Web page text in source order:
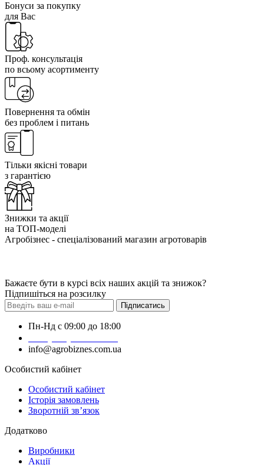
Бонуси за покупку
для Вас
Проф. консультація
по всьому асортименту
Повернення та обмін
без проблем і питань
Тільки якісні товари
з гарантією
Знижки та акції
на ТОП-моделі
Агробізнес - спеціалізований магазин агротоварів
Бажаєте бути в курсі всіх наших акцій та знижок?
Підпишіться на розсилку
Підписатись
Пн-Нд с 09:00 до 18:00
info@agrobiznes.com.ua
Особистий кабінет
Особистий кабінет
Історія замовлень
Зворотній зв’язок
Додатково
Виробники
Акції